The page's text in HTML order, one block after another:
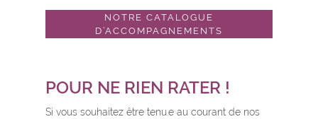
NOTRE CATALOGUE
D’ACCOMPAGNEMENTS
POUR NE RIEN RATER !
Si vous souhaitez être tenu.e au courant de nos